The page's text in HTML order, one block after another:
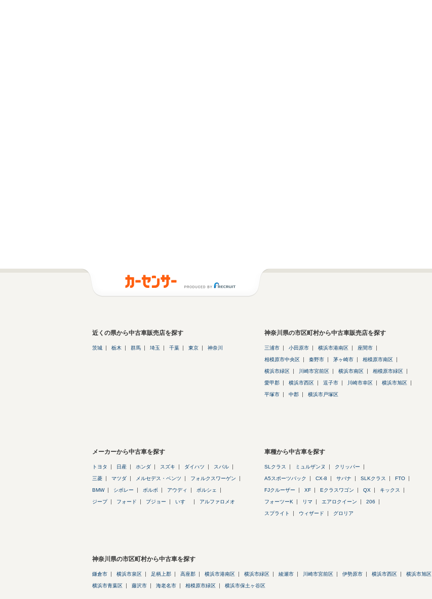
近くの県から中古車販売店を探す
茨城 栃木 群馬 埼玉 千葉 東京 神奈川
神奈川県の市区町村から中古車販売店を探す
三浦市 小田原市 横浜市港南区 座間市
相模原市中央区 秦野市 茅ヶ崎市 相模原市南区
横浜市緑区 川崎市宮前区 横浜市南区 相模原市緑区
愛甲郡 横浜市西区 逗子市 川崎市幸区 横浜市旭区
平塚市 中郡 横浜市戸塚区
メーカーから中古車を探す
トヨタ 日産 ホンダ スズキ ダイハツ スバル
三菱 マツダ メルセデス・ベンツ フォルクスワーゲン
BMW シボレー ボルボ アウディ ポルシェ
ジープ フォード プジョー いすゞ アルファロメオ
車種から中古車を探す
SLクラス ミュルザンヌ クリッパー
A5スポーツバック CX-8 サバナ SLKクラス FTO
FJクルーザー XF Eクラスワゴン QX キックス
フォーツーK リマ エアロクイーン 206
スプライト ウィザード グロリア
神奈川県の市区町村から中古車を探す
鎌倉市 横浜市泉区 足柄上郡 高座郡 横浜市港南区 横浜市緑区 綾瀬市 川崎市宮前区 伊勢原市 横浜市西区 横浜市旭区
横浜市青葉区 藤沢市 海老名市 相模原市緑区 横浜市保土ヶ谷区